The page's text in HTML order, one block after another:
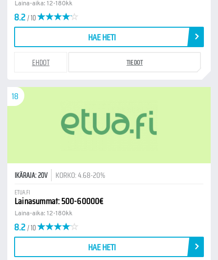
Laina-aika: 12-180kk
8.2/ 10
HAE HETI
EHDOT TIEDOT
18
IKÄRAJA: 20V KORKO: 4.68-20%
ETUA.FI
Lainasummat: 500-60000€
Laina-aika: 12-180kk
8.2/ 10
HAE HETI